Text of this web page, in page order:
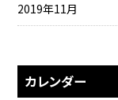
2019年11月
カレンダー